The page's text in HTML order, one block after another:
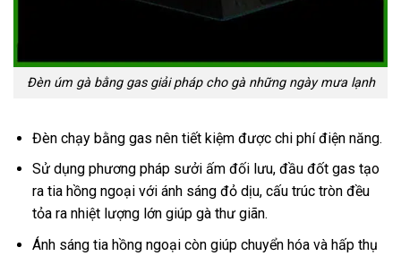
Đèn úm gà bằng gas giải pháp cho gà những ngày mưa lạnh
Đèn chạy bằng gas nên tiết kiệm được chi phí điện năng.
Sử dụng phương pháp sưởi ấm đối lưu, đầu đốt gas tạo
ra tia hồng ngoại với ánh sáng đỏ dịu, cấu trúc tròn đều
tỏa ra nhiệt lượng lớn giúp gà thư giãn.
Ánh sáng tia hồng ngoại còn giúp chuyển hóa và hấp thụ